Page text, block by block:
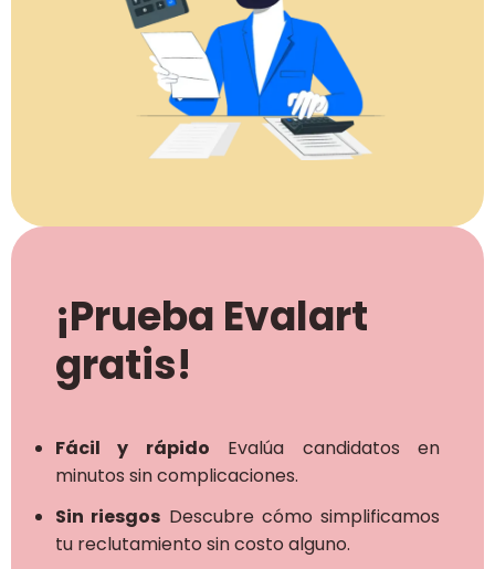
¡Prueba Evalart
gratis!
Fácil y rápido Evalúa candidatos en
minutos sin complicaciones.
Sin riesgos Descubre cómo simplificamos
tu reclutamiento sin costo alguno.